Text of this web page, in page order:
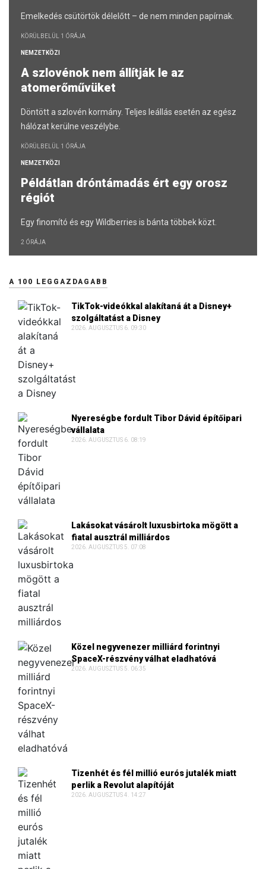
Emelkedés csütörtök délelőtt – de nem minden papírnak.
KÖRÜLBELÜL 1 ÓRÁJA
NEMZETKÖZI
A szlovénok nem állítják le az
atomerőművüket
Döntött a szlovén kormány. Teljes leállás esetén az egész
hálózat kerülne veszélybe.
KÖRÜLBELÜL 1 ÓRÁJA
NEMZETKÖZI
Példátlan dróntámadás ért egy orosz
régiót
Egy finomító és egy Wildberries is bánta többek közt.
2 ÓRÁJA
A 100 LEGGAZDAGABB
TikTok-videókkal alakítaná át a Disney+
szolgáltatást a Disney
2026. AUGUSZTUS 6. 09:30
Nyereségbe fordult Tibor Dávid építőipari
vállalata
2026. AUGUSZTUS 6. 08:19
Lakásokat vásárolt luxusbirtoka mögött a
fiatal ausztrál milliárdos
2026. AUGUSZTUS 5. 07:08
Közel negyvenezer milliárd forintnyi
SpaceX-részvény válhat eladhatóvá
2026. AUGUSZTUS 5. 06:35
Tizenhét és fél millió eurós jutalék miatt
perlik a Revolut alapítóját
2026. AUGUSZTUS 4. 14:27